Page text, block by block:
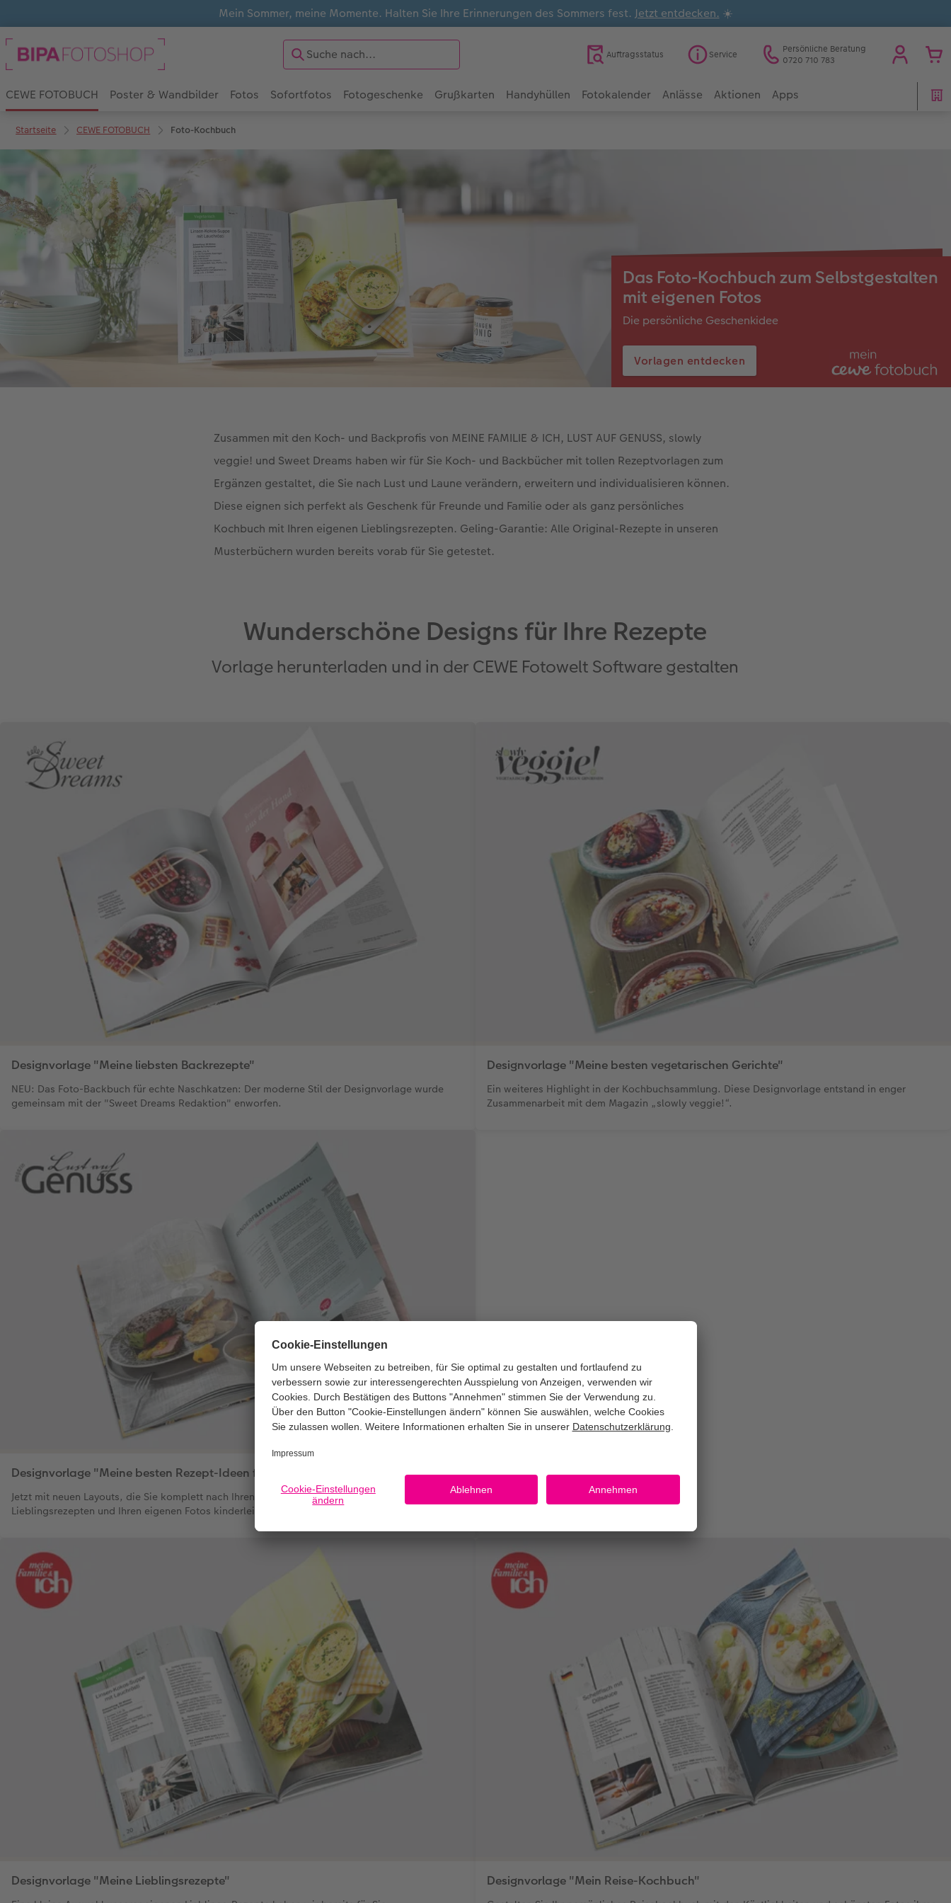
Mein Sommer, meine Momente. Halten Sie Ihre Erinnerungen des Sommers fest. Jetzt entdecken. ☀️
Auftragsstatus Service
Persönliche Beratung
0720 710 783
CEWE FOTOBUCH Poster & Wandbilder Fotos Sofortfotos Fotogeschenke Grußkarten Handyhüllen Fotokalender Anlässe Aktionen Apps
Startseite CEWE FOTOBUCH Foto-Kochbuch
Das Foto-Kochbuch zum Selbstgestalten
mit eigenen Fotos
Die persönliche Geschenkidee
Vorlagen entdecken
Zusammen mit den Koch- und Backprofis von MEINE FAMILIE & ICH, LUST AUF GENUSS, slowly
veggie! und Sweet Dreams haben wir für Sie Koch- und Backbücher mit tollen Rezeptvorlagen zum
Ergänzen gestaltet, die Sie nach Lust und Laune verändern, erweitern und individualisieren können.
Diese eignen sich perfekt als Geschenk für Freunde und Familie oder als ganz persönliches
Kochbuch mit Ihren eigenen Lieblingsrezepten. Geling-Garantie: Alle Original-Rezepte in unseren
Musterbüchern wurden bereits vorab für Sie getestet.
Wunderschöne Designs für Ihre Rezepte
Vorlage herunterladen und in der CEWE Fotowelt Software gestalten
Designvorlage "Meine liebsten Backrezepte"
NEU: Das Foto-Backbuch für echte Naschkatzen: Der moderne Stil der Designvorlage wurde
gemeinsam mit der "Sweet Dreams Redaktion" enworfen.
Designvorlage "Meine besten vegetarischen Gerichte"
Ein weiteres Highlight in der Kochbuchsammlung. Diese Designvorlage entstand in enger
Zusammenarbeit mit dem Magazin „slowly veggie!“.
Designvorlage "Meine besten Rezept-Ideen für Gäste"
Jetzt mit neuen Layouts, die Sie komplett nach Ihren Wünschen mit Ihren schönsten
Lieblingsrezepten und Ihren eigenen Fotos kinderleicht ergänzen können.
Designvorlage "Meine Lieblingsrezepte" Designvorlage "Mein Reise-Kochbuch"